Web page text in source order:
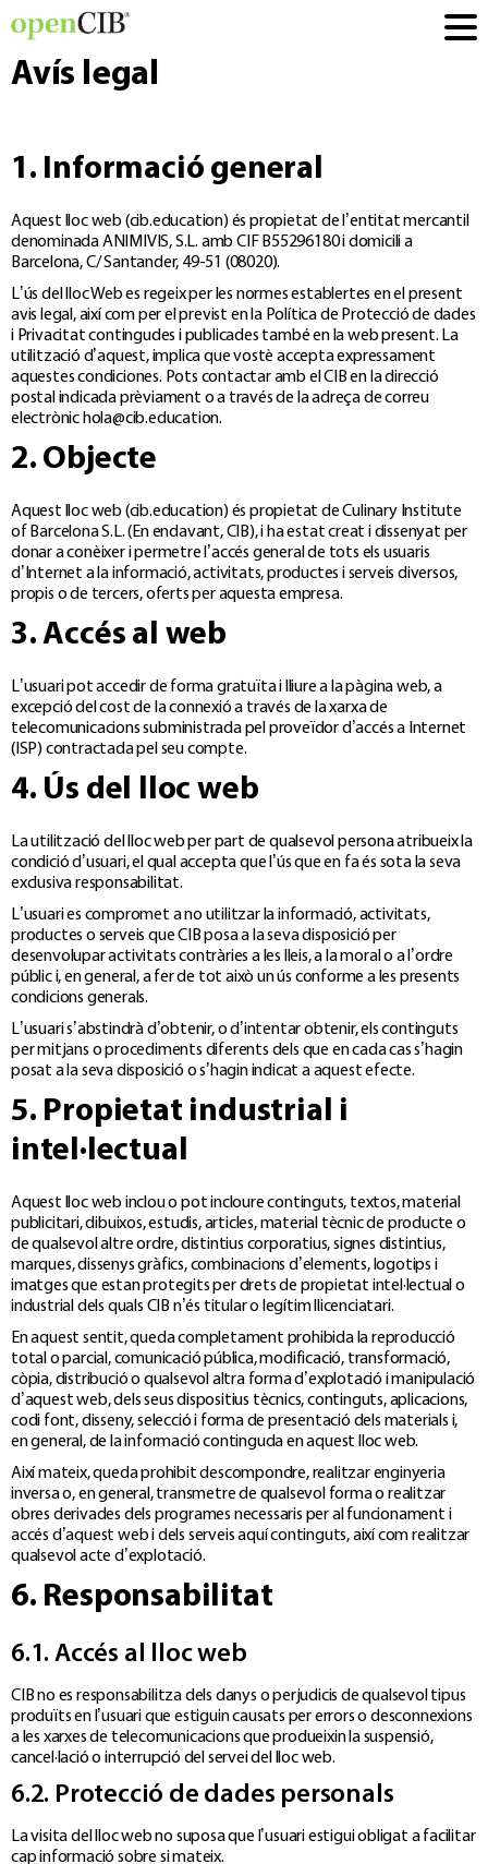
Avís legal
1. Informació general
Aquest lloc web (cib.education) és propietat de l’entitat mercantil
denominada ANIMIVIS, S.L. amb CIF B55296180 i domicili a
Barcelona, C/ Santander, 49-51 (08020).
L’ús del lloc Web es regeix per les normes establertes en el present
avis legal, així com per el previst en la Política de Protecció de dades
i Privacitat contingudes i publicades també en la web present. La
utilització d’aquest, implica que vostè accepta expressament
aquestes condiciones. Pots contactar amb el CIB en la direcció
postal indicada prèviament o a través de la adreça de correu
electrònic hola@cib.education.
2. Objecte
Aquest lloc web (cib.education) és propietat de Culinary Institute
of Barcelona S.L. (En endavant, CIB), i ha estat creat i dissenyat per
donar a conèixer i permetre l’accés general de tots els usuaris
d’Internet a la informació, activitats, productes i serveis diversos,
propis o de tercers, oferts per aquesta empresa.
3. Accés al web
L’usuari pot accedir de forma gratuïta i lliure a la pàgina web, a
excepció del cost de la connexió a través de la xarxa de
telecomunicacions subministrada pel proveïdor d’accés a Internet
(ISP) contractada pel seu compte.
4. Ús del lloc web
La utilització del lloc web per part de qualsevol persona atribueix la
condició d’usuari, el qual accepta que l’ús que en fa és sota la seva
exclusiva responsabilitat.
L’usuari es compromet a no utilitzar la informació, activitats,
productes o serveis que CIB posa a la seva disposició per
desenvolupar activitats contràries a les lleis, a la moral o a l’ordre
públic i, en general, a fer de tot això un ús conforme a les presents
condicions generals.
L’usuari s’abstindrà d’obtenir, o d’intentar obtenir, els continguts
per mitjans o procediments diferents dels que en cada cas s’hagin
posat a la seva disposició o s’hagin indicat a aquest efecte.
5. Propietat industrial i
intel·lectual
Aquest lloc web inclou o pot incloure continguts, textos, material
publicitari, dibuixos, estudis, articles, material tècnic de producte o
de qualsevol altre ordre, distintius corporatius, signes distintius,
marques, dissenys gràfics, combinacions d’elements, logotips i
imatges que estan protegits per drets de propietat intel·lectual o
industrial dels quals CIB n’és titular o legítim llicenciatari.
En aquest sentit, queda completament prohibida la reproducció
total o parcial, comunicació pública, modificació, transformació,
còpia, distribució o qualsevol altra forma d’explotació i manipulació
d’aquest web, dels seus dispositius tècnics, continguts, aplicacions,
codi font, disseny, selecció i forma de presentació dels materials i,
en general, de la informació continguda en aquest lloc web.
Així mateix, queda prohibit descompondre, realitzar enginyeria
inversa o, en general, transmetre de qualsevol forma o realitzar
obres derivades dels programes necessaris per al funcionament i
accés d’aquest web i dels serveis aquí continguts, així com realitzar
qualsevol acte d’explotació.
6. Responsabilitat
6.1. Accés al lloc web
CIB no es responsabilitza dels danys o perjudicis de qualsevol tipus
produïts en l’usuari que estiguin causats per errors o desconnexions
a les xarxes de telecomunicacions que produeixin la suspensió,
cancel·lació o interrupció del servei del lloc web.
6.2. Protecció de dades personals
La visita del lloc web no suposa que l’usuari estigui obligat a facilitar
cap informació sobre si mateix.